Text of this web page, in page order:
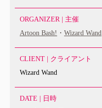
ORGANIZER | 主催
Artoon Bash! ・ Wizard Wand
CLIENT | クライアント
Wizard Wand
DATE | 日時